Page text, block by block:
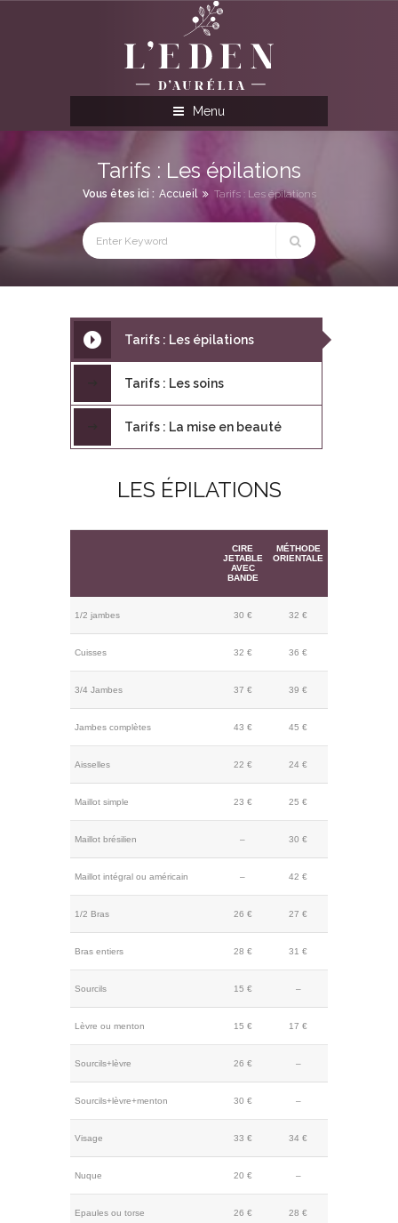
Menu
Tarifs : Les épilations
Vous êtes ici : Accueil Tarifs : Les épilations
Tarifs : Les épilations
Tarifs : Les soins
Tarifs : La mise en beauté
LES ÉPILATIONS
CIRE
JETABLE
AVEC
BANDE
MÉTHODE
ORIENTALE
1/2 jambes 30 € 32 €
Cuisses 32 € 36 €
3/4 Jambes 37 € 39 €
Jambes complètes 43 € 45 €
Aisselles 22 € 24 €
Maillot simple 23 € 25 €
Maillot brésilien – 30 €
Maillot intégral ou américain – 42 €
1/2 Bras 26 € 27 €
Bras entiers 28 € 31 €
Sourcils 15 € –
Lèvre ou menton 15 € 17 €
Sourcils+lèvre 26 € –
Sourcils+lèvre+menton 30 € –
Visage 33 € 34 €
Nuque 20 € –
Epaules ou torse 26 € 28 €